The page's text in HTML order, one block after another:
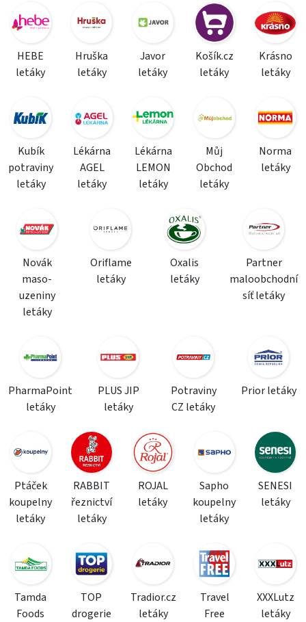
HEBE
letáky
Hruška
letáky
Javor
letáky
Košík.cz
letáky
Krásno
letáky
Kubík
potraviny
letáky
Lékárna
AGEL
letáky
Lékárna
LEMON
letáky
Můj
Obchod
letáky
Norma
letáky
Novák
maso-
uzeniny
letáky
Oriflame
letáky
Oxalis
letáky
Partner
maloobchodní
síť letáky
PharmaPoint
letáky
PLUS JIP
letáky
Potraviny
CZ letáky
Prior letáky
Ptáček
koupelny
letáky
RABBIT
řeznictví
letáky
ROJAL
letáky
Sapho
koupelny
letáky
SENESI
letáky
Tamda
Foods
TOP
drogerie
Tradior.cz
letáky
Travel
Free
XXXLutz
letáky